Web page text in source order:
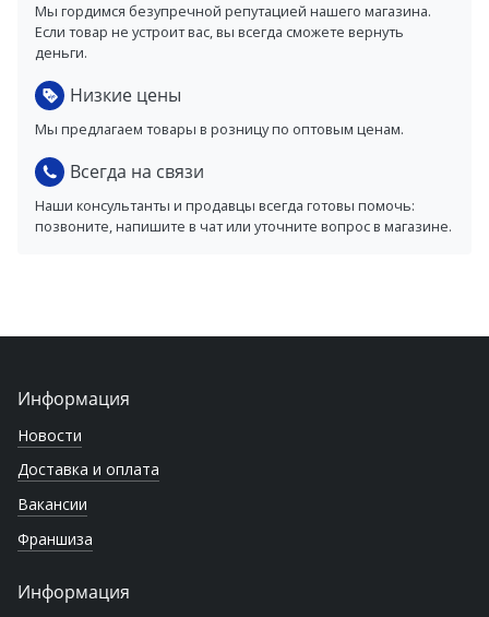
Мы гордимся безупречной репутацией нашего магазина.
Если товар не устроит вас, вы всегда сможете вернуть
деньги.
Низкие цены
Мы предлагаем товары в розницу по оптовым ценам.
Всегда на связи
Наши консультанты и продавцы всегда готовы помочь:
позвоните, напишите в чат или уточните вопрос в магазине.
Информация
Новости
Доставка и оплата
Вакансии
Франшиза
Информация